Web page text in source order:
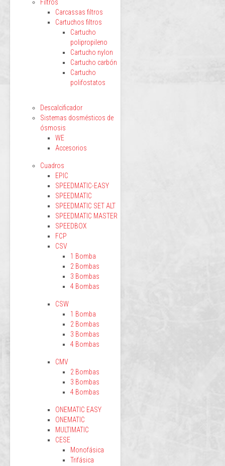
Filtros
Carcassas filtros
Cartuchos filtros
Cartucho
polipropileno
Cartucho nylon
Cartucho carbón
Cartucho
polifostatos
Descalcificador
Sistemas dosmésticos de
ósmosis
WE
Accesorios
Cuadros
EPIC
SPEEDMATIC-EASY
SPEEDMATIC
SPEEDMATIC SET ALT
SPEEDMATIC MASTER
SPEEDBOX
FCP
CSV
1 Bomba
2 Bombas
3 Bombas
4 Bombas
CSW
1 Bomba
2 Bombas
3 Bombas
4 Bombas
CMV
2 Bombas
3 Bombas
4 Bombas
ONEMATIC EASY
ONEMATIC
MULTIMATIC
CESE
Monofásica
Trifásica